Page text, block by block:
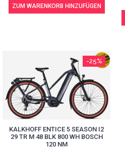
ZUM WARENKORB HINZUFÜGEN
-25%
KALKHOFF ENTICE 5 SEASON I2
29 TR M 48 BLK 800 WH BOSCH
120 NM